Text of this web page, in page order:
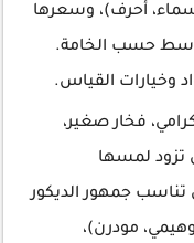
أحرف)، وسعرها
حسب الخامة.
وخيارات القياس.
فخار صغير،
تزود لمسها
جمهور الديكور
مودرن)،